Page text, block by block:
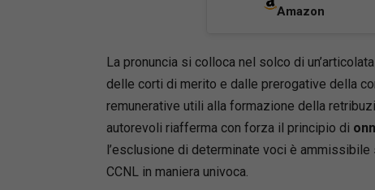
Amazon
La pronuncia si colloca nel solco di
delle corti di merito e dalle prerogative della
remunerative utili alla formazione della
autorevoli riafferma con forza il principio di
l’esclusione di determinate voci è
CCNL in maniera univoca.